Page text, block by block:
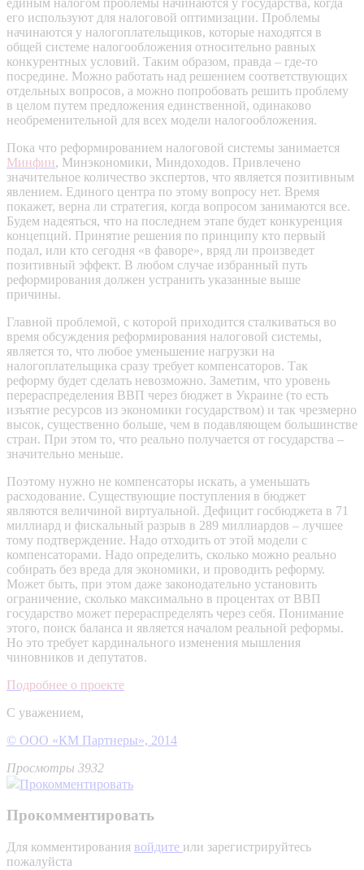
его используют для налоговой оптимизации. Проблемы
начинаются у налогоплательщиков, которые находятся в
общей системе налогообложения относительно равных
конкурентных условий. Таким образом, правда – где-то
посредине. Можно работать над решением соответствующих
отдельных вопросов, а можно попробовать решить проблему
в целом путем предложения единственной, одинаково
необременительной для всех модели налогообложения.
Пока что реформированием налоговой системы занимается
Минфин, Минэкономики, Миндоходов. Привлечено
значительное количество экспертов, что является позитивным
явлением. Единого центра по этому вопросу нет. Время
покажет, верна ли стратегия, когда вопросом занимаются все.
Будем надеяться, что на последнем этапе будет конкуренция
концепций. Принятие решения по принципу кто первый
подал, или кто сегодня «в фаворе», вряд ли произведет
позитивный эффект. В любом случае избранный путь
реформирования должен устранить указанные выше
причины.
Главной проблемой, с которой приходится сталкиваться во
время обсуждения реформирования налоговой системы,
является то, что любое уменьшение нагрузки на
налогоплательщика сразу требует компенсаторов. Так
реформу будет сделать невозможно. Заметим, что уровень
перераспределения ВВП через бюджет в Украине (то есть
изъятие ресурсов из экономики государством) и так чрезмерно
высок, существенно больше, чем в подавляющем большинстве
стран. При этом то, что реально получается от государства –
значительно меньше.
Поэтому нужно не компенсаторы искать, а уменьшать
расходование. Существующие поступления в бюджет
являются величиной виртуальной. Дефицит госбюджета в 71
миллиард и фискальный разрыв в 289 миллиардов – лучшее
тому подтверждение. Надо отходить от этой модели с
компенсаторами. Надо определить, сколько можно реально
собирать без вреда для экономики, и проводить реформу.
Может быть, при этом даже законодательно установить
ограничение, сколько максимально в процентах от ВВП
государство может перераспределять через себя. Понимание
этого, поиск баланса и является началом реальной реформы.
Но это требует кардинального изменения мышления
чиновников и депутатов.
Подробнее о проекте
С уважением,
© ООО «КМ Партнеры», 2014
Просмотры 3932
Прокомментировать
Прокомментировать
Для комментирования войдите или зарегистрируйтесь
пожалуйста